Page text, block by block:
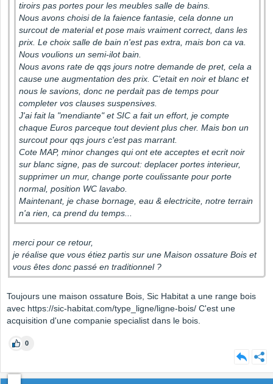
tiroirs pas portes pour les meubles salle de bains.
Nous avons choisi de la faience fantasie, cela donne un
surcout de material et pose mais vraiment correct, dans les
prix. Le choix salle de bain n'est pas extra, mais bon ca va.
Nous voulions un semi-ilot bain.
Nous avons rate de qqs jours notre demande de pret, cela a
cause une augmentation des prix. C'etait en noir et blanc et
nous le savions, donc ne perdait pas de temps pour
completer vos clauses suspensives.
J'ai fait la "mendiante" et SIC a fait un effort, je compte
chaque Euros parceque tout devient plus cher. Mais bon un
surcout pour qqs jours c'est pas marrant.
Cote MAP, minor changes qui ont ete acceptes et ecrit noir
sur blanc signe, pas de surcout: deplacer portes interieur,
supprimer un mur, change porte coulissante pour porte
normal, position WC lavabo.
Maintenant, je chase bornage, eau & electricite, notre terrain
n'a rien, ca prend du temps...
merci pour ce retour,
je réalise que vous étiez partis sur une Maison ossature Bois et
vous êtes donc passé en traditionnel ?
Toujours une maison ossature Bois, Sic Habitat a une range bois
avec https://sic-habitat.com/type_ligne/ligne-bois/ C'est une
acquisition d'une companie specialist dans le bois.
0